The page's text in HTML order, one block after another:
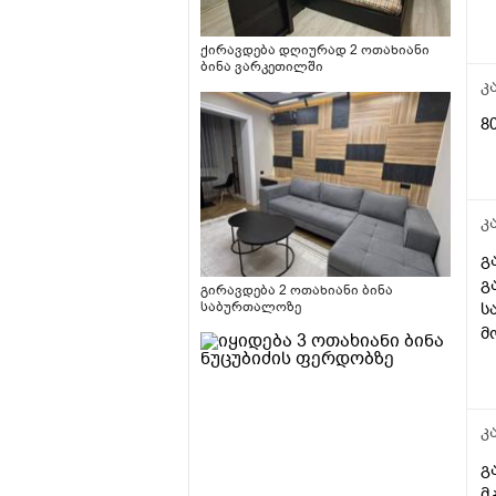
ქირავდება დღიურად 2 ოთახიანი
ბინა ვარკეთილში
გირავდება 2 ოთახიანი ბინა
საბურთალოზე